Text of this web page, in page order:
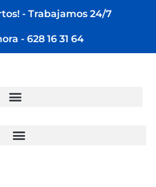
- Trabajamos 24/7
- 628 16 31 64